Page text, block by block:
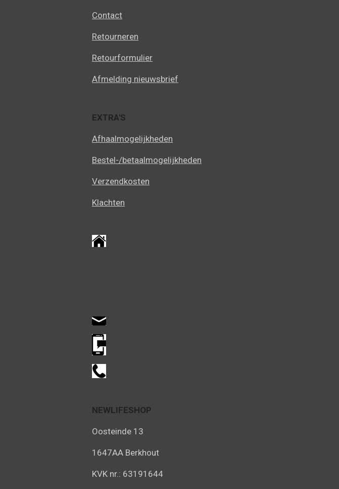
Contact
Retourneren
Retourformulier
Afmelding nieuwsbrief
EXTRA'S
Afhaalmogelijkheden
Bestel-/betaalmogelijkheden
Verzendkosten
Klachten
NEWLIFESHOP
Oosteinde 13
1647AA Berkhout
KVK nr.: 63191644